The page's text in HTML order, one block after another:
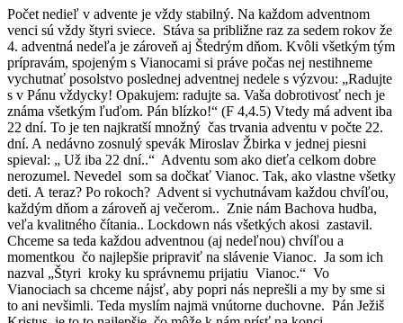
Počet nedieľ v advente je vždy stabilný. Na každom adventnom
venci sú vždy štyri sviece. Stáva sa približne raz za sedem rokov že
4. adventná nedeľa je zároveň aj Štedrým dňom. Kvôli všetkým tým
prípravám, spojeným s Vianocami si práve počas nej nestihneme
vychutnať posolstvo poslednej adventnej nedele s výzvou: „Radujte
s v Pánu vždycky! Opakujem: radujte sa. Vaša dobrotivosť nech je
známa všetkým ľuďom. Pán blízko!“ (F 4,4.5) Vtedy má advent iba
22 dní. To je ten najkratší množný čas trvania adventu v počte 22.
dní. A nedávno zosnulý spevák Miroslav Žbirka v jednej piesni
spieval: „ Už iba 22 dní..“ Adventu som ako dieťa celkom dobre
nerozumel. Nevedel som sa dočkať Vianoc. Tak, ako vlastne všetky
deti. A teraz? Po rokoch? Advent si vychutnávam každou chvíľou,
každým dňom a zároveň aj večerom.. Znie nám Bachova hudba,
veľa kvalitného čítania.. Lockdown nás všetkých akosi zastavil.
Chceme sa teda každou adventnou (aj nedeľnou) chvíľou a
momentkou čo najlepšie pripraviť na slávenie Vianoc. Ja som ich
nazval „Štyri kroky ku správnemu prijatiu Vianoc.“ Vo
Vianociach sa chceme nájsť, aby popri nás neprešli a my by sme si
to ani nevšimli. Teda myslím najmä vnútorne duchovne. Pán Ježiš